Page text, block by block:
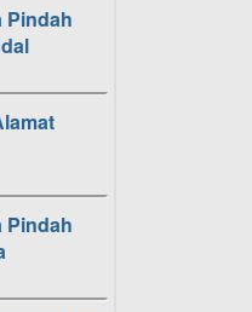
Pindah
Pindah